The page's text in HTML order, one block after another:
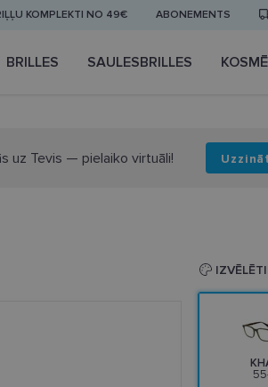
KOMPLEKTI NO 49€ ABONEMENTS
BRILLES SAULESBRILLES
uz Tevis — pielaiko virtuāli!